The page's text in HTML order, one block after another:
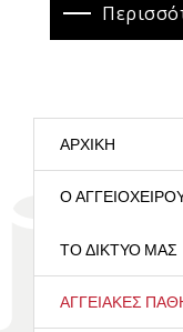
ΑΡΧΙΚΉ
Ο
ΤΟ ΔΊΚΤΥΌ ΜΑΣ
ΑΓΓΕΙΑΚΈΣ